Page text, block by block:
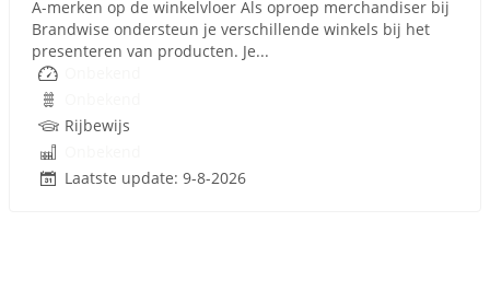
A‑merken op de winkelvloer Als oproep merchandiser bij
Brandwise ondersteun je verschillende winkels bij het
presenteren van producten. Je...
Rijbewijs
Laatste update: 9-8-2026